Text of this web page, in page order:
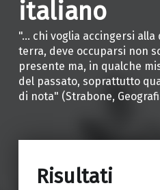
italiano
"… chi voglia accingersi alla
terra, deve occuparsi non
presente ma, in qualche
del passato, soprattutto
di nota" (Strabone,
Risultati